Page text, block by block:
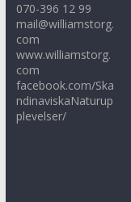
070-396 12 99
mail@williamstorg.
com
www.williamstorg.
com
facebook.com/Ska
ndinaviskaNaturup
plevelser/